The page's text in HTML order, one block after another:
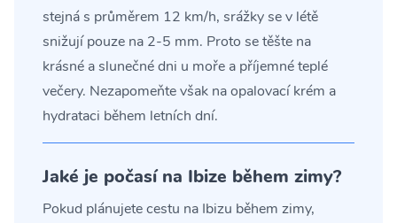
stejná s průměrem 12 km/h, srážky se v létě
snižují pouze na 2-5 mm. Proto se těšte na
krásné a slunečné dni u moře a příjemné teplé
večery. Nezapomeňte však na opalovací krém a
hydrataci během letních dní.
Jaké je počasí na Ibize během zimy?
Pokud plánujete cestu na Ibizu během zimy,